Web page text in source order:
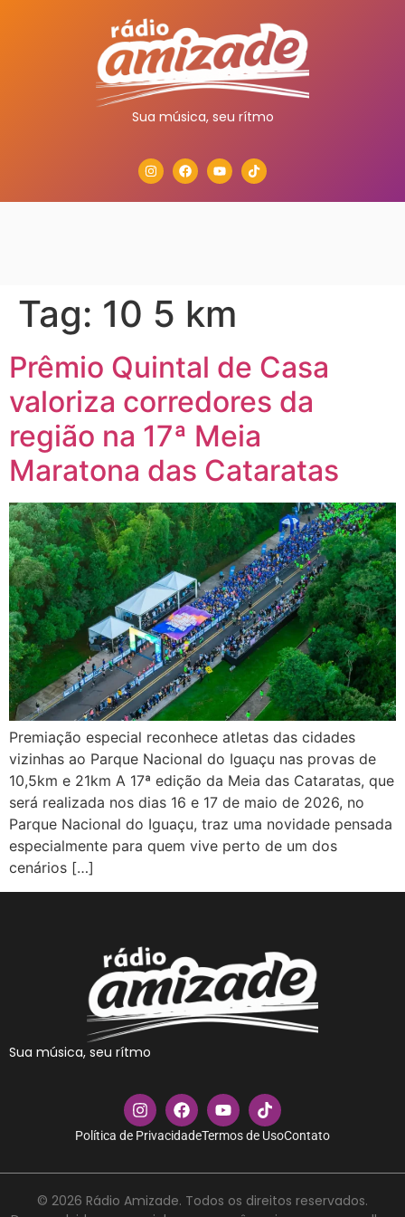
Sua música, seu rítmo
Tag: 10 5 km
Prêmio Quintal de Casa
valoriza corredores da
região na 17ª Meia
Maratona das Cataratas
Premiação especial reconhece atletas das cidades
vizinhas ao Parque Nacional do Iguaçu nas provas de
10,5km e 21km A 17ª edição da Meia das Cataratas, que
será realizada nos dias 16 e 17 de maio de 2026, no
Parque Nacional do Iguaçu, traz uma novidade pensada
especialmente para quem vive perto de um dos
cenários […]
Sua música, seu rítmo
Política de PrivacidadeTermos de UsoContato
© 2026 Rádio Amizade. Todos os direitos reservados.